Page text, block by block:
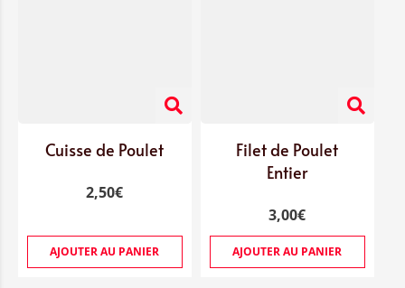
Cuisse de Poulet
2,50€
AJOUTER AU PANIER
Filet de Poulet
Entier
3,00€
AJOUTER AU PANIER